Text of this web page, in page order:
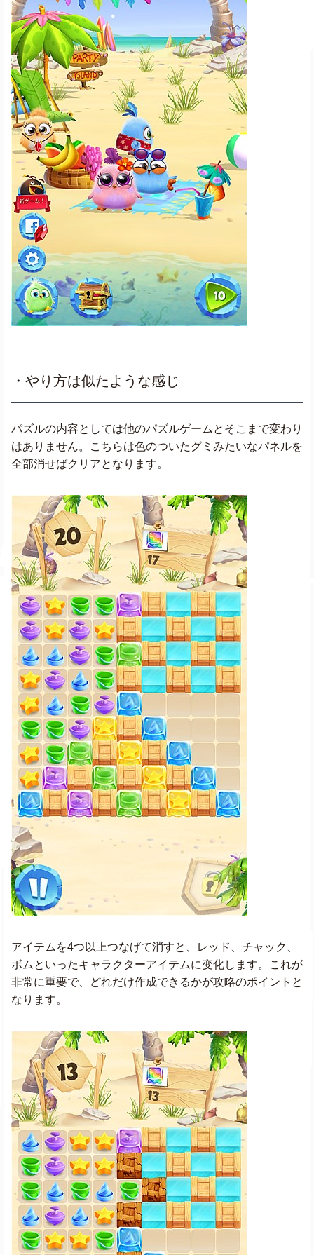
・やり方は似たような感じ
パズルの内容としては他のパズルゲームとそこまで変わり
はありません。こちらは色のついたグミみたいなパネルを
全部消せばクリアとなります。
アイテムを4つ以上つなげて消すと、レッド、チャック、
ボムといったキャラクターアイテムに变化します。これが
非常に重要で、どれだけ作成できるかが攻略のポイントと
なります。